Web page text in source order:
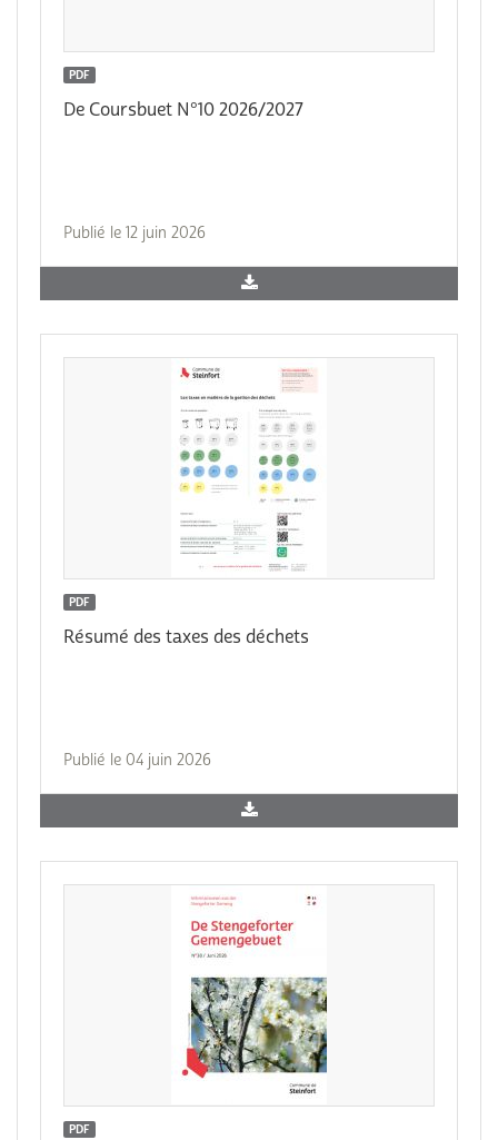
PDF
De Coursbuet N°10 2026/2027
Publié le 12 juin 2026
PDF
Résumé des taxes des déchets
Publié le 04 juin 2026
PDF